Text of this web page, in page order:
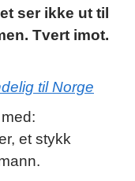
ser ikke ut til
Tvert imot.
til Norge
et stykk